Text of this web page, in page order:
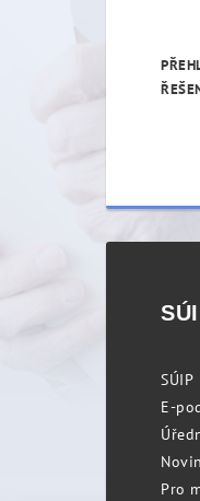
SÚIP
E-
Pro